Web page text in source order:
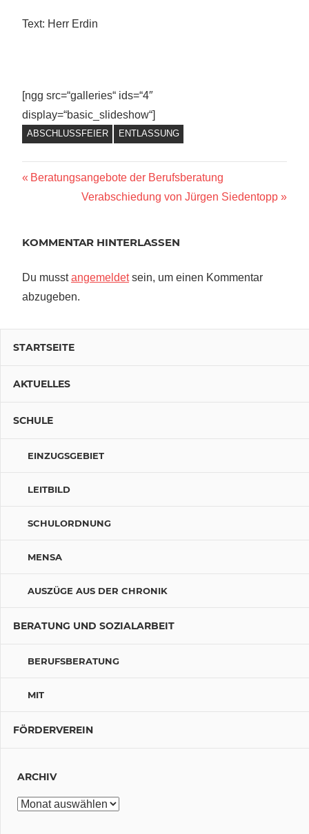
Text: Herr Erdin
[ngg src=“galleries“ ids=“4″
display=“basic_slideshow“]
ABSCHLUSSFEIER ENTLASSUNG
Beitragsnavigation
Vorheriger
Beratungsangebote der Berufsberatung
Nächster
Verabschiedung von Jürgen Siedentopp
KOMMENTAR HINTERLASSEN
Du musstangemeldetsein, um einen Kommentar
abzugeben.
STARTSEITE
AKTUELLES
SCHULE
EINZUGSGEBIET
LEITBILD
SCHULORDNUNG
MENSA
AUSZÜGE AUS DER CHRONIK
BERATUNG UND SOZIALARBEIT
BERUFSBERATUNG
MIT
FÖRDERVEREIN
ARCHIV
Archiv